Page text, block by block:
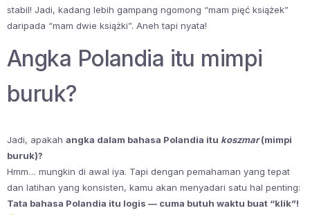
stabil! Jadi, kadang lebih gampang ngomong “mam pięć książek”
daripada “mam dwie książki”. Aneh tapi nyata!
Angka Polandia itu mimpi
buruk?
Jadi, apakah angka dalam bahasa Polandia itu koszmar(mimpi
buruk)?
Hmm… mungkin di awal iya. Tapi dengan pemahaman yang tepat
dan latihan yang konsisten, kamu akan menyadari satu hal penting:
Tata bahasa Polandia itu logis — cuma butuh waktu buat “klik”!